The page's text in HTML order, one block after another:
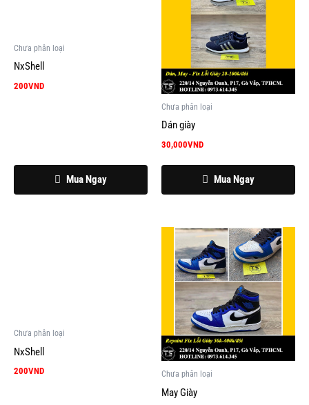
Chưa phân loại
NxShell
200VND
Mua Ngay
Chưa phân loại
Dán giày
30,000VND
Mua Ngay
Chưa phân loại
NxShell
200VND Chưa phân loại
May Giày